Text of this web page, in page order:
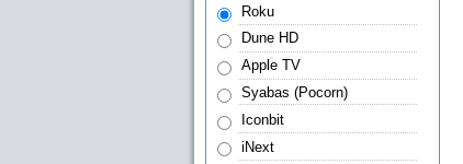
Roku
Dune HD
Apple TV
Syabas (Pocorn)
Iconbit
iNext